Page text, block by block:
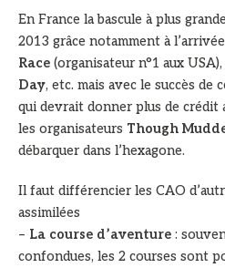
En France la bascule à plus
2013 grâce notamment à
Race (organisateur n°1 aux
Day, etc. mais avec le succès de
qui devrait donner plus de crédit
les organisateurs Though
débarquer dans l’hexagone.
Il faut différencier les CAO
assimilées
– La course d’aventure :
confondues, les 2 courses sont